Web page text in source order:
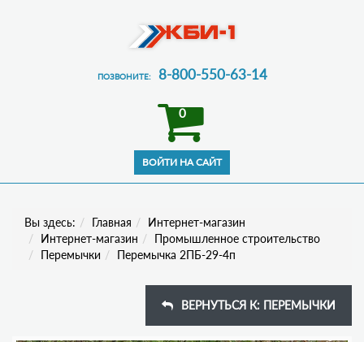
ПОЗВОНИТЕ: 8-800-550-63-14
0
Вы здесь: Главная
Интернет-магазин
Интернет-магазин
Промышленное строительство
Перемычки
Перемычка 2ПБ-29-4п
ВЕРНУТЬСЯ К: ПЕРЕМЫЧКИ